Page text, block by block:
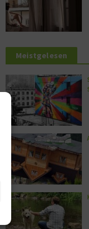
Meistgelesen